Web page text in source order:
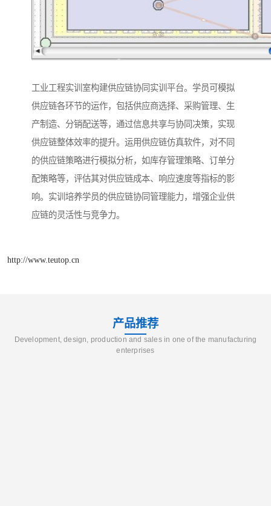
工业工程实训室构建供应链协同实训平台。学员可模拟
供应链各环节的运作，包括供应商选择、采购管理、生
产制造、分销配送等，通过信息共享与协同决策，实现
供应链整体效率的提升。运用供应链仿真软件，对不同
的供应链策略进行模拟分析，如库存管理策略、订单分
配策略等，评估其对供应链成本、响应速度等指标的影
响。实训培养学员的供应链协同管理能力，增强企业供
应链的灵活性与竞争力。​
http://www.teutop.cn
产品推荐
Development, design, production and sales in one of the manufacturing
enterprises